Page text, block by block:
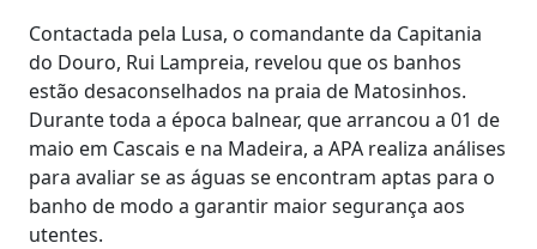
Contactada pela Lusa, o comandante da Capitania
do Douro, Rui Lampreia, revelou que os banhos
estão desaconselhados na praia de Matosinhos.
Durante toda a época balnear, que arrancou a 01 de
maio em Cascais e na Madeira, a APA realiza análises
para avaliar se as águas se encontram aptas para o
banho de modo a garantir maior segurança aos
utentes.